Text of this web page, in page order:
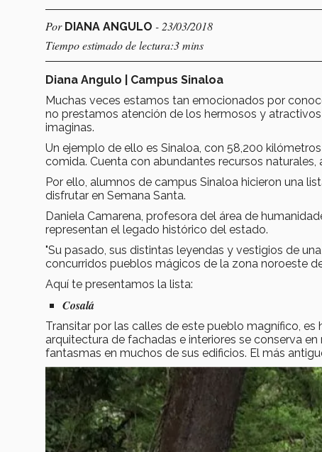
Por DIANA ANGULO - 23/03/2018
Tiempo estimado de lectura:3 mins
Diana Angulo | Campus Sinaloa
Muchas veces estamos tan emocionados por
no prestamos atención de los hermosos y
imaginas.
Un ejemplo de ello es Sinaloa, con 58,200
comida. Cuenta con abundantes recursos
Por ello, alumnos de campus Sinaloa hicieron una
disfrutar en Semana Santa.
Daniela Camarena, profesora del área de
representan el legado histórico del estado.
"Su pasado, sus distintas leyendas y vestigios de
concurridos pueblos mágicos de la zona noroeste
Aquí te presentamos la lista:
Cosalá
Transitar por las calles de este pueblo magnífico,
arquitectura de fachadas e interiores se conserva
fantasmas en muchos de sus edificios. El más